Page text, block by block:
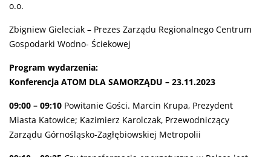
o.o.
Zbigniew Gieleciak – Prezes Zarządu Regionalnego Centrum
Gospodarki Wodno- Ściekowej
Program wydarzenia:
Konferencja ATOM DLA SAMORZĄDU – 23.11.2023
09:00 – 09:10 Powitanie Gości. Marcin Krupa, Prezydent
Miasta Katowice; Kazimierz Karolczak, Przewodniczący
Zarządu Górnośląsko-Zagłębiowskiej Metropolii